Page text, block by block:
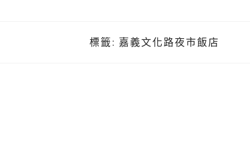
標籤: 嘉義文化路夜市飯店